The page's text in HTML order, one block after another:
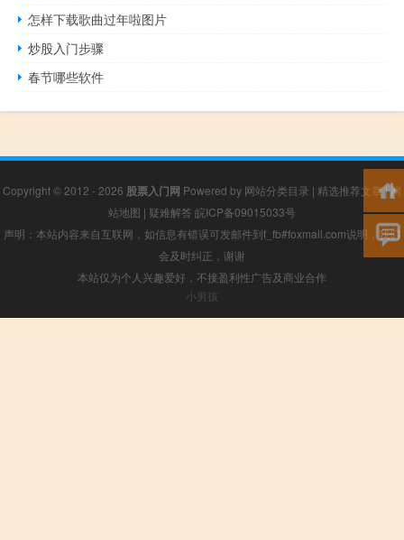
怎样下载歌曲过年啦图片
炒股入门步骤
春节哪些软件
Copyright © 2012 - 2026 股票入门网 Powered by 网站分类目录 | 精选推荐文章|网
站地图 | 疑难解答 皖ICP备09015033号
声明：本站内容来自互联网，如信息有错误可发邮件到f_fb#foxmail.com说明，我们
会及时纠正，谢谢
本站仅为个人兴趣爱好，不接盈利性广告及商业合作
小男孩